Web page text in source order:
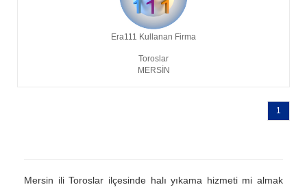
Era111 Kullanan Firma
Toroslar
MERSIN
1
Mersin ili Toroslar ilçesinde halı yıkama hizmeti mi almak